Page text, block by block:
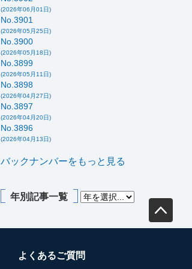
(2026年06月01日)
No.3901
(2026年05月25日)
No.3900
(2026年05月18日)
No.3899
(2026年05月11日)
No.3898
(2026年04月27日)
No.3897
(2026年04月20日)
No.3896
(2026年04月13日)
バックナンバーをもっと見る
年別記事一覧
よくあるご質問